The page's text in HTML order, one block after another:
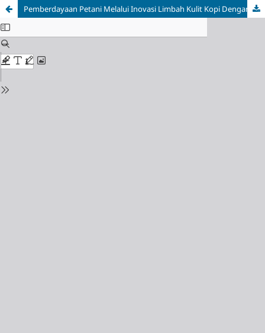
Pemberdayaan Petani Melalui Inovasi Limbah Kulit Kopi Dengan Mikroba Konsorsium